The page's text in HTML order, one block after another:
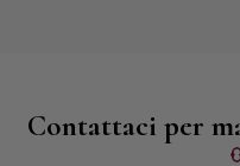
Contattaci per